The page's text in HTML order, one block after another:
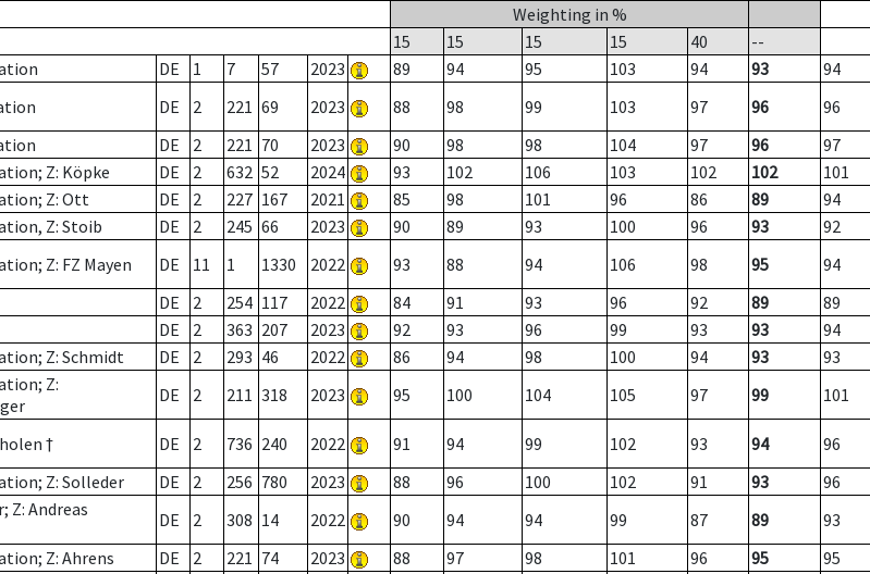
Weighting in %
15
15 15 15 40
--
DE 1 7 57 2023 89 94 95 103 94 93
94
DE 2 221 69 2023 88 98 99 103 97 96
96
DE 2 221 70 2023 90 98 98 104 97 96
97
Z: Köpke DE 2 632 52 2024 93 102 106 103 102 102
101
Z: Ott DE 2 227 167 2021 85 98 101 96 86 89
94
Z: Stoib DE 2 245 66 2023 90 89 93 100 96 93
92
Z: FZ Mayen DE 11 1 1330 2022 93 88 94 106 98 95
94
DE 2 254 117 2022 84 91 93 96 92 89
89
DE 2 363 207 2023 92 93 96 99 93 93
94
Z: Schmidt DE 2 293 46 2022 86 94 98 100 94 93
93
Z:
DE 2 211 318 2023 95 100 104 105 97 99 101
† DE 2 736 240 2022 91 94 99 102 93 94
96
Z: Solleder DE 2 256 780 2023 88 96 100 102 91 93
96
Z: Andreas
DE 2 308 14 2022 90 94 94 99 87 89
93
Z: Ahrens DE 2 221 74 2023 88 97 98 101 96 95
95